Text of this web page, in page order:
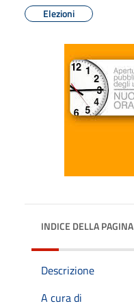
Elezioni
INDICE DELLA PAGINA
Descrizione
A cura di